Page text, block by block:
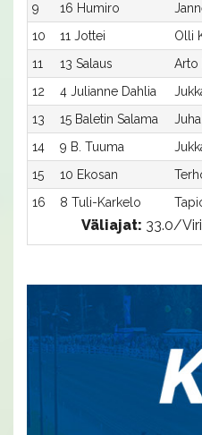
9
16 Humiro
10
11 Jottei Olli
11
13 Salaus Arto
12
4 Julianne Dahlia
13
15 Baletin Salama
14
9 B. Tuuma
15
10 Ekosan
16
8 Tuli-Karkelo
Väliajat: 33.0/